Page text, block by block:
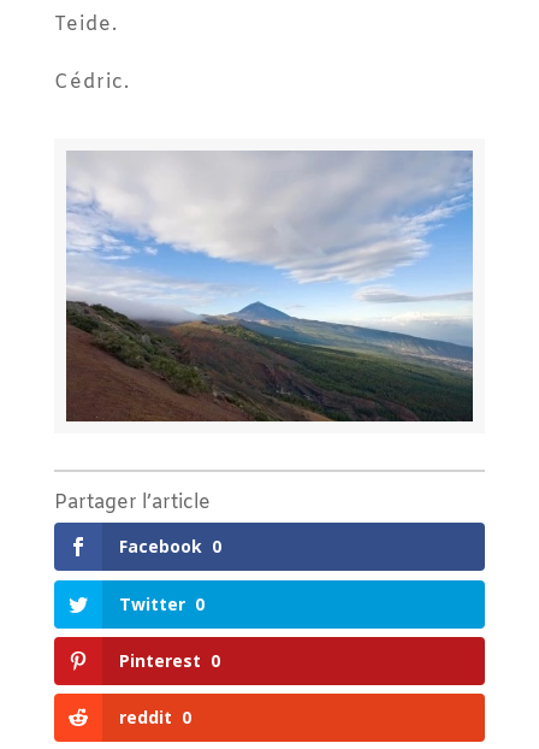
Teide.
Cédric.
Partager l’article
Facebook 0
Twitter 0
Pinterest 0
reddit 0